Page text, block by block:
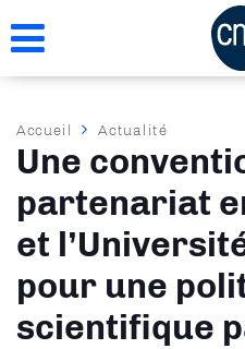
au
Fil
d'Ariane
Accueil Actualité
Une
partenariat
et
pour une
scientifique